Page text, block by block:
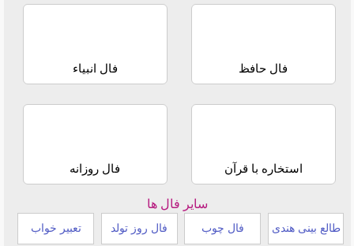
فال حافظ فال انبیاء
استخاره با قرآن فال روزانه
سایر فال ها
طالع بینی هندی فال چوب فال روز تولد تعبیر خواب